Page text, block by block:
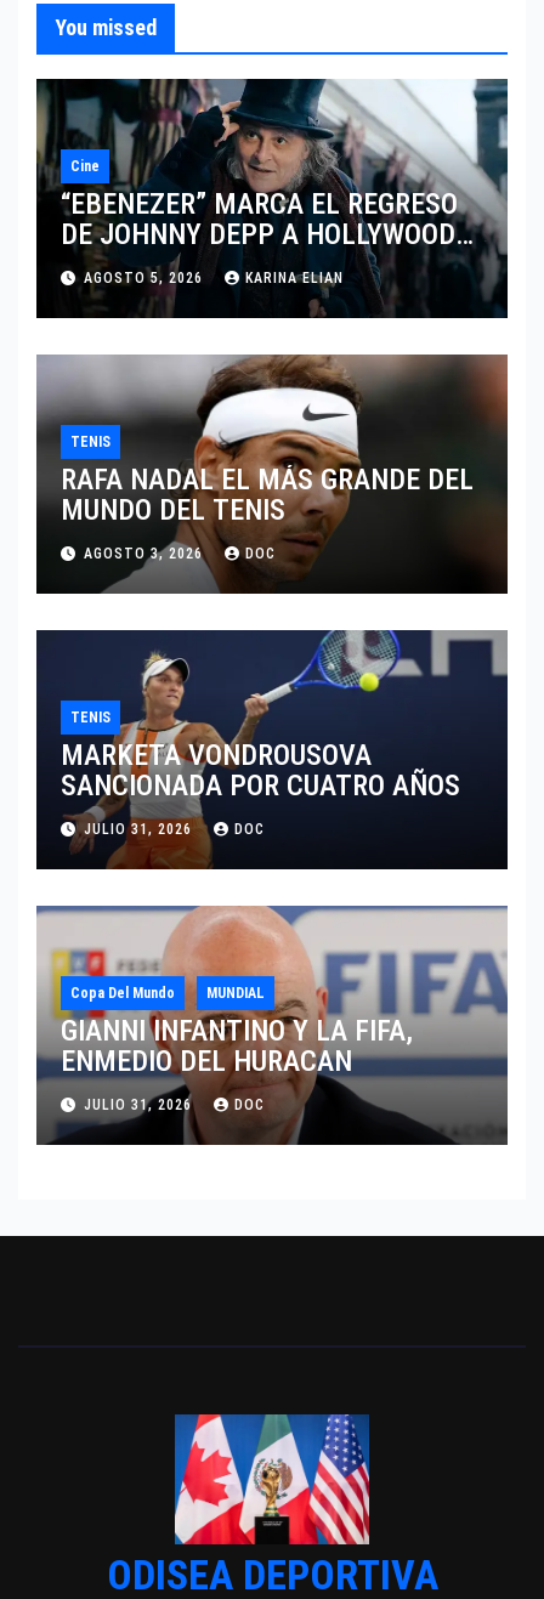
You missed
Cine
“EBENEZER” MARCA EL REGRESO
DE JOHNNY DEPP A HOLLYWOOD
TRAS SU PASO POR EL CINE
INDEPENDIENTE EUROPEO
AGOSTO 5, 2026 KARINA ELIAN
TENIS
RAFA NADAL EL MÁS GRANDE DEL
MUNDO DEL TENIS
AGOSTO 3, 2026 DOC
TENIS
MARKETA VONDROUSOVA
SANCIONADA POR CUATRO AÑOS
JULIO 31, 2026 DOC
Copa Del Mundo MUNDIAL
GIANNI INFANTINO Y LA FIFA,
ENMEDIO DEL HURACAN
JULIO 31, 2026 DOC
ODISEA DEPORTIVA